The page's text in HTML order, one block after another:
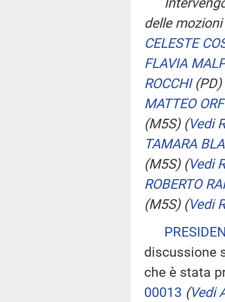
delle
CELESTE
FLAVIA
ROCCHI(PD)
MATTEO
(M5S) (Vedi
TAMARA
(M5S) (Vedi
ROBERTO
(M5S) (Vedi
discussione
che è stata
00013 (Vedi